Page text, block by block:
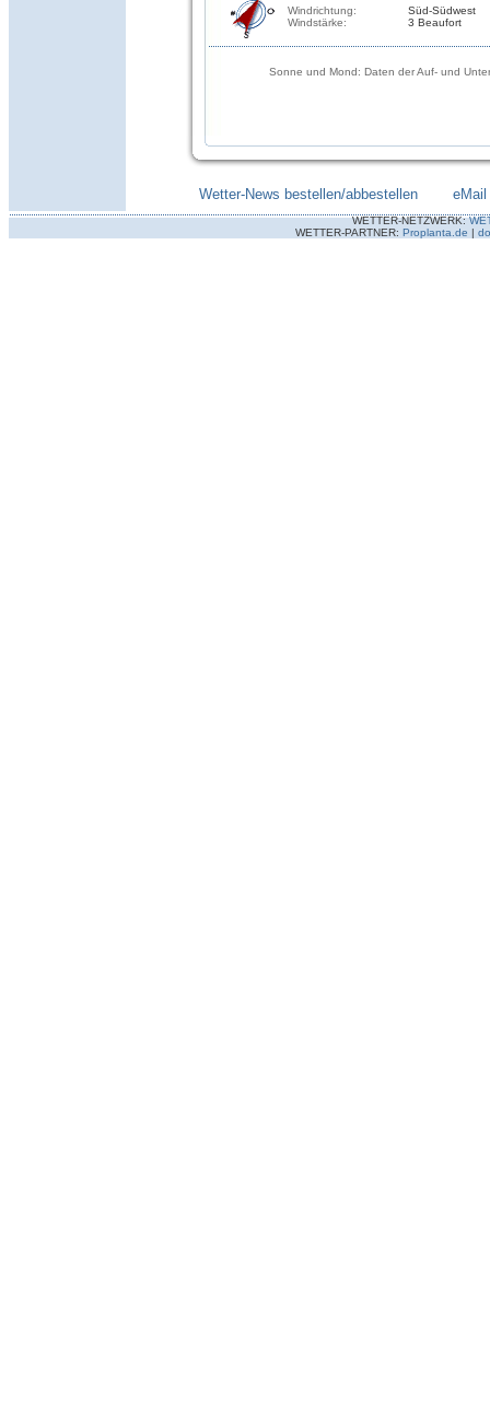
Windrichtung:
Windstärke:
Süd-Südwest
3 Beaufort
Sonne und Mond: Daten der Auf- und
Wetter-News bestellen/abbestellen eMail
WETTER-NETZWERK:
WETTER-PARTNER: Proplanta.de |